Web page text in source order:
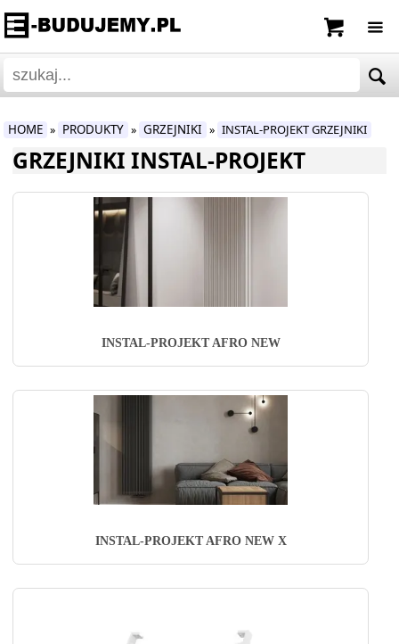
HOME » PRODUKTY » GRZEJNIKI » INSTAL-PROJEKT GRZEJNIKI
GRZEJNIKI INSTAL-PROJEKT
INSTAL-PROJEKT AFRO NEW
INSTAL-PROJEKT AFRO NEW X